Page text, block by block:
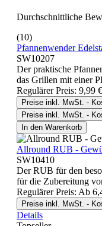
Durchschnittliche
(10)
Pfannenwender
SW10207
Der praktische
das Grillen mit einer
Regulärer Preis: 9,99 €
Preise inkl. MwSt. -
Preise inkl. MwSt. -
In den Warenkorb
Allround RUB -
SW10410
Der RUB für den
für die Zubereitung
Regulärer Preis: Ab
Preise inkl. MwSt. -
Details